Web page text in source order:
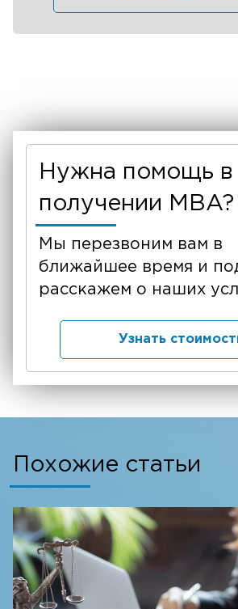
Нужна помощь в
получении MBA?
Мы перезвоним вам в
ближайшее время и
расскажем о наших
Узнать
Похожие статьи